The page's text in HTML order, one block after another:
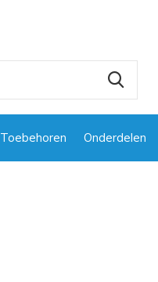
Toebehoren Onderdelen